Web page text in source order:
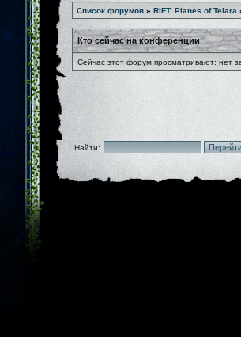
Список форумов » RIFT: Planes of Telara
Кто сейчас на конференции
Сейчас этот форум просматривают: нет
Найти: